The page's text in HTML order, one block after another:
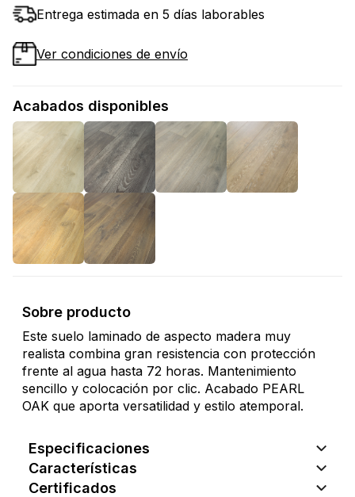
Entrega estimada en 5 días laborables
Ver condiciones de envío
Acabados disponibles
Sobre producto
Este suelo laminado de aspecto madera muy
realista combina gran resistencia con protección
frente al agua hasta 72 horas. Mantenimiento
sencillo y colocación por clic. Acabado PEARL
OAK que aporta versatilidad y estilo atemporal.
Especificaciones
Características
Certificados